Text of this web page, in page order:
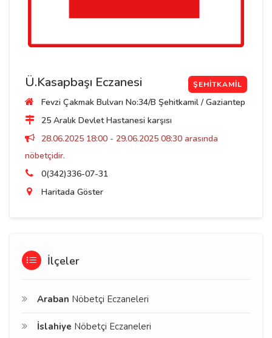
Ü.Kasapbaşı Eczanesi ŞEHITKAMIL
Fevzi Çakmak Bulvarı No:34/B Şehitkamil / Gaziantep
25 Aralık Devlet Hastanesi karşısı
28.06.2025 18:00 - 29.06.2025 08:30 arasında
nöbetçidir.
0(342)336-07-31
Haritada Göster
İlçeler
Araban Nöbetçi Eczaneleri
İslahiye Nöbetçi Eczaneleri